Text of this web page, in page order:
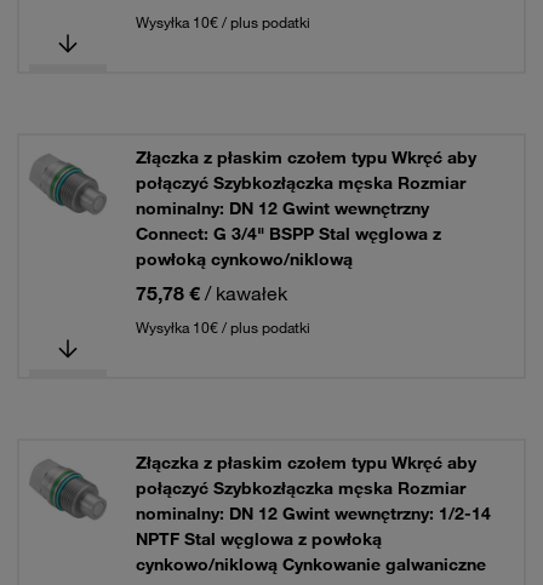
Wysyłka 10€ / plus podatki
Złączka z płaskim czołem typu Wkręć aby
połączyć Szybkozłączka męska Rozmiar
nominalny: DN 12 Gwint wewnętrzny
Connect: G 3/4" BSPP Stal węglowa z
powłoką cynkowo/niklową
75,78 € / kawałek
Wysyłka 10€ / plus podatki
Złączka z płaskim czołem typu Wkręć aby
połączyć Szybkozłączka męska Rozmiar
nominalny: DN 12 Gwint wewnętrzny: 1/2-14
NPTF Stal węglowa z powłoką
cynkowo/niklową Cynkowanie galwaniczne